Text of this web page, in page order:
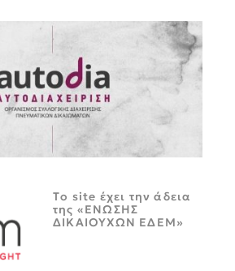
Tο site έχει την άδεια
της «ΕΝΩΣΗΣ
ΔΙΚΑΙΟΥΧΩΝ ΕΔΕΜ»